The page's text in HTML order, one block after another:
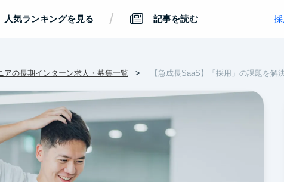
人気ランキングを見る / 記事を読む
アの長期インターン求人・募集一覧 【急成長SaaS】「採用」の課題を解